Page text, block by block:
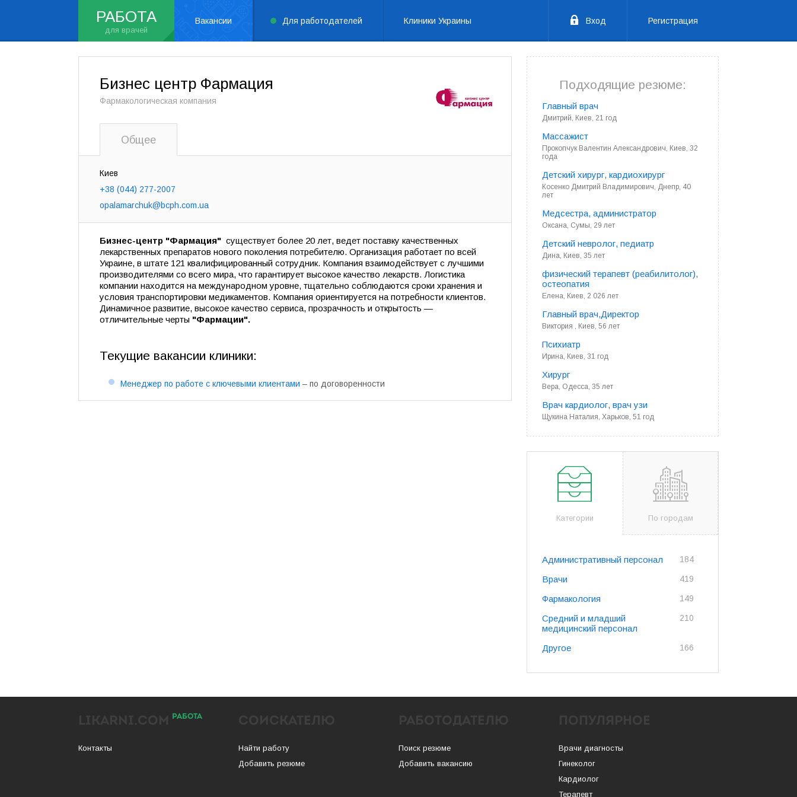
РАБОТА Вакансии Для работодателей Клиники Украины Вход Регистрация
Бизнес центр Фармация
Фармакологическая компания
Общее
Киев
+38 (044) 277-2007
opalamarchuk@bcph.com.ua
Бизнес-центр "Фармация" существует более 20 лет, ведет поставку качественных
лекарственных препаратов нового поколения потребителю. Организация работает по всей
Украине, в штате 121 квалифицированный сотрудник. Компания взаимодействует с лучшими
производителями со всего мира, что гарантирует высокое качество лекарств. Логистика
компании находится на международном уровне, тщательно соблюдаются сроки хранения и
условия транспортировки медикаментов. Компания ориентируется на потребности клиентов.
Динамичное развитие, высокое качество сервиса, прозрачность и открытость —
отличительные черты "Фармации".
Текущие вакансии клиники:
Менеджер по работе с ключевыми клиентами – по договоренности
Подходящие резюме:
Главный врач
Дмитрий, Киев, 21 год
Массажист
Прокопчук Валентин Александрович, Киев, 32
года
Детский хирург, кардиохирург
Косенко Дмитрий Владимирович, Днепр, 40
лет
Медсестра, администратор
Оксана, Сумы, 29 лет
Детский невролог, педиатр
Дина, Киев, 35 лет
физический терапевт (реабилитолог),
остеопатия
Елена, Киев, 2 026 лет
Главный врач,Директор
Виктория , Киев, 56 лет
Психиатр
Ирина, Киев, 31 год
Хирург
Вера, Одесса, 35 лет
Врач кардиолог, врач узи
Щукина Наталия, Харьков, 51 год
Категории По городам
Административный персонал 184
Врачи 419
Фармакология 149
Средний и младший
медицинский персонал
210
Другое 166
РАБОТА
Контакты
Найти работу
Добавить резюме
Поиск резюме
Добавить вакансию
Врачи диагносты
Гинеколог
Кардиолог
Терапевт